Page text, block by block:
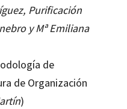
Purificación
y Mª Emiliana
de
de Organización
)